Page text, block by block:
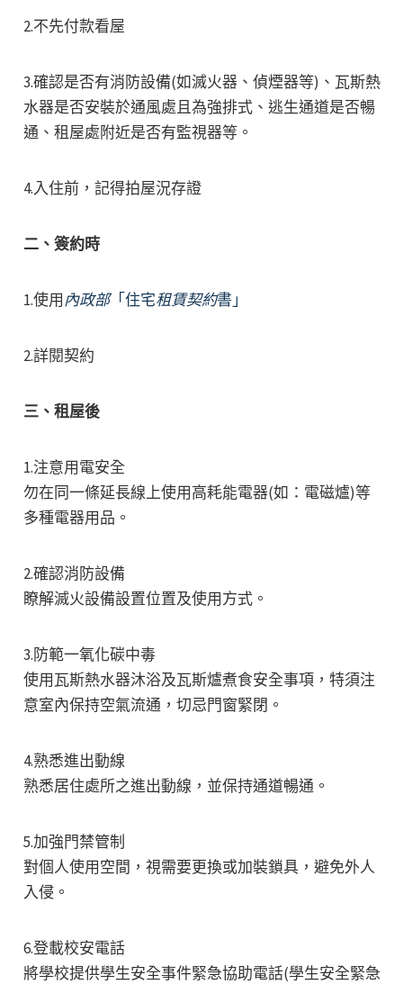
2.不先付款看屋
3.確認是否有消防設備(如滅火器、偵煙器等)、瓦斯熱
水器是否安裝於通風處且為強排式、逃生通道是否暢
通、租屋處附近是否有監視器等。
4.入住前，記得拍屋況存證
二、簽約時
1.使用內政部「住宅租賃契約書」
2.詳閱契約
三、租屋後
1.注意用電安全
勿在同一條延長線上使用高耗能電器(如：電磁爐)等
多種電器用品。
2.確認消防設備
瞭解滅火設備設置位置及使用方式。
3.防範一氧化碳中毒
使用瓦斯熱水器沐浴及瓦斯爐煮食安全事項，特須注
意室內保持空氣流通，切忌門窗緊閉。
4.熟悉進出動線
熟悉居住處所之進出動線，並保持通道暢通。
5.加強門禁管制
對個人使用空間，視需要更換或加裝鎖具，避免外人
入侵。
6.登載校安電話
將學校提供學生安全事件緊急協助電話(學生安全緊急